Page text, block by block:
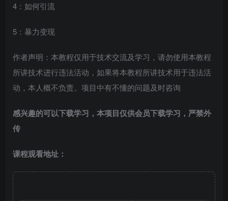
4：如何引流
5：暴力变现
作者声明：本教程仅用于技术交流及学习，请勿使用本教程
所讲技术进行违法活动，如果将本教程所讲技术用于违法活
动，本人概不负责。项目中有不懂的问题及时咨询
感兴趣的可以下载学习，本项目仅供会员下载学习，严禁外
传
课程观看地址：